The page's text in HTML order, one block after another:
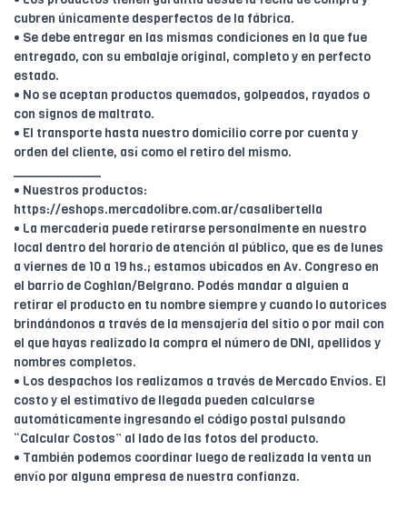
cubren únicamente desperfectos de la fábrica.
• Se debe entregar en las mismas condiciones en la que fue
entregado, con su embalaje original, completo y en perfecto
estado.
• No se aceptan productos quemados, golpeados, rayados o
con signos de maltrato.
• El transporte hasta nuestro domicilio corre por cuenta y
orden del cliente, así como el retiro del mismo.
____________
• Nuestros productos:
https://eshops.mercadolibre.com.ar/casalibertella
• La mercadería puede retirarse personalmente en nuestro
local dentro del horario de atención al público, que es de lunes
a viernes de 10 a 19 hs.; estamos ubicados en Av. Congreso en
el barrio de Coghlan/Belgrano. Podés mandar a alguien a
retirar el producto en tu nombre siempre y cuando lo autorices
brindándonos a través de la mensajería del sitio o por mail con
el que hayas realizado la compra el número de DNI, apellidos y
nombres completos.
• Los despachos los realizamos a través de Mercado Envíos. El
costo y el estimativo de llegada pueden calcularse
automáticamente ingresando el código postal pulsando
“Calcular Costos” al lado de las fotos del producto.
• También podemos coordinar luego de realizada la venta un
envío por alguna empresa de nuestra confianza.